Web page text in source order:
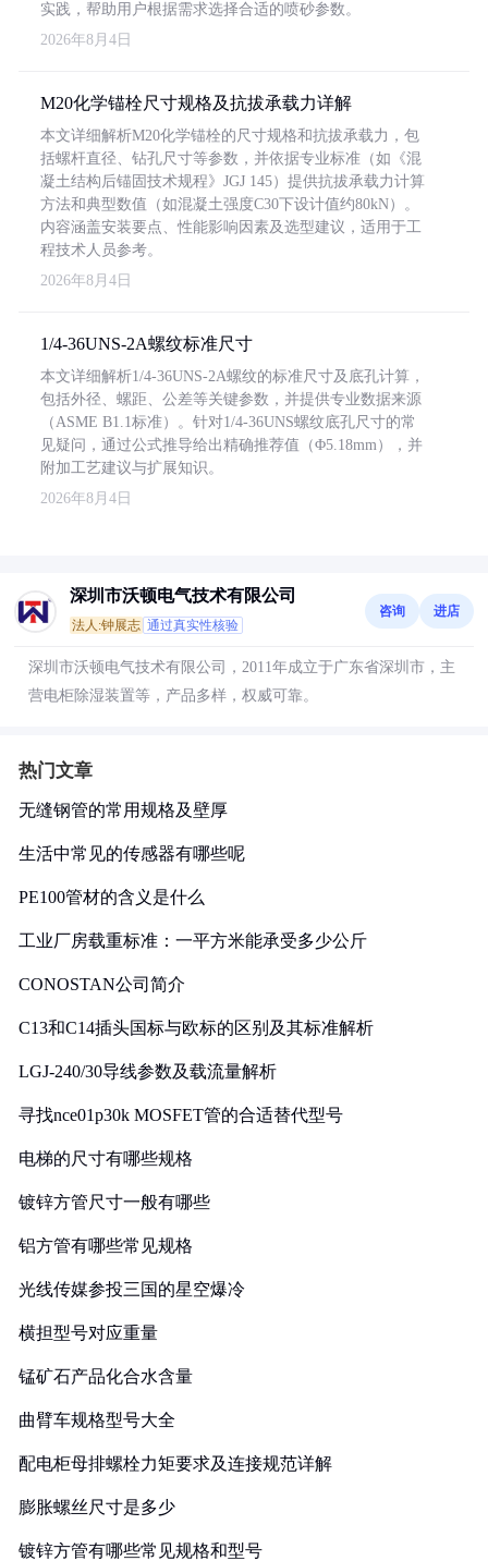
实践，帮助用户根据需求选择合适的喷砂参数。
2026年8月4日
M20化学锚栓尺寸规格及抗拔承载力详解
本文详细解析M20化学锚栓的尺寸规格和抗拔承载力，包
括螺杆直径、钻孔尺寸等参数，并依据专业标准（如《混
凝土结构后锚固技术规程》JGJ 145）提供抗拔承载力计算
方法和典型数值（如混凝土强度C30下设计值约80kN）。
内容涵盖安装要点、性能影响因素及选型建议，适用于工
程技术人员参考。
2026年8月4日
1/4-36UNS-2A螺纹标准尺寸
本文详细解析1/4-36UNS-2A螺纹的标准尺寸及底孔计算，
包括外径、螺距、公差等关键参数，并提供专业数据来源
（ASME B1.1标准）。针对1/4-36UNS螺纹底孔尺寸的常
见疑问，通过公式推导给出精确推荐值（Φ5.18mm），并
附加工艺建议与扩展知识。
2026年8月4日
深圳市沃顿电气技术有限公司
法人:钟展志 通过真实性核验
咨询 进店
深圳市沃顿电气技术有限公司，2011年成立于广东省深圳市，主
营电柜除湿装置等，产品多样，权威可靠。
热门文章
无缝钢管的常用规格及壁厚
生活中常见的传感器有哪些呢
PE100管材的含义是什么
工业厂房载重标准：一平方米能承受多少公斤
CONOSTAN公司简介
C13和C14插头国标与欧标的区别及其标准解析
LGJ-240/30导线参数及载流量解析
寻找nce01p30k MOSFET管的合适替代型号
电梯的尺寸有哪些规格
镀锌方管尺寸一般有哪些
铝方管有哪些常见规格
光线传媒参投三国的星空爆冷
横担型号对应重量
锰矿石产品化合水含量
曲臂车规格型号大全
配电柜母排螺栓力矩要求及连接规范详解
膨胀螺丝尺寸是多少
镀锌方管有哪些常见规格和型号